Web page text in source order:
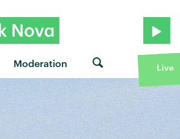
Moderation Live